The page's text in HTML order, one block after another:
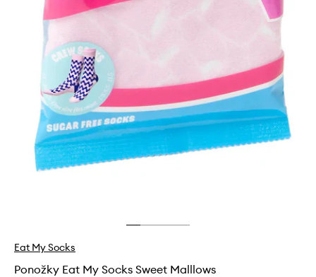
Eat My Socks
Ponožky Eat My Socks Sweet Malllows